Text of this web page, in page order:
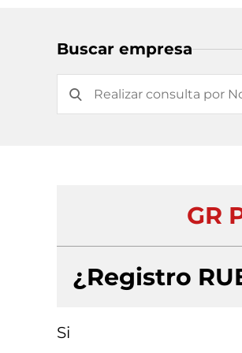
Buscar empresa
GR
¿Registro
Si